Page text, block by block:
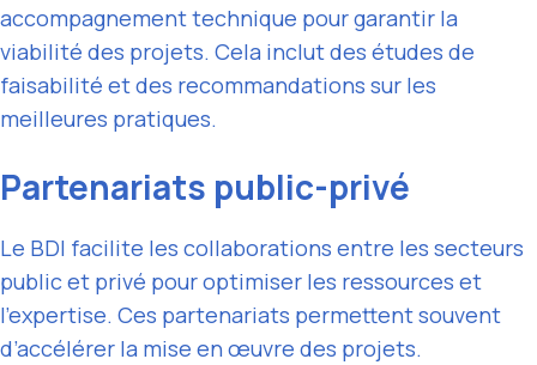
accompagnement technique pour garantir la
viabilité des projets. Cela inclut des études de
faisabilité et des recommandations sur les
meilleures pratiques.
Partenariats public-privé
Le BDI facilite les collaborations entre les secteurs
public et privé pour optimiser les ressources et
l’expertise. Ces partenariats permettent souvent
d’accélérer la mise en œuvre des projets.